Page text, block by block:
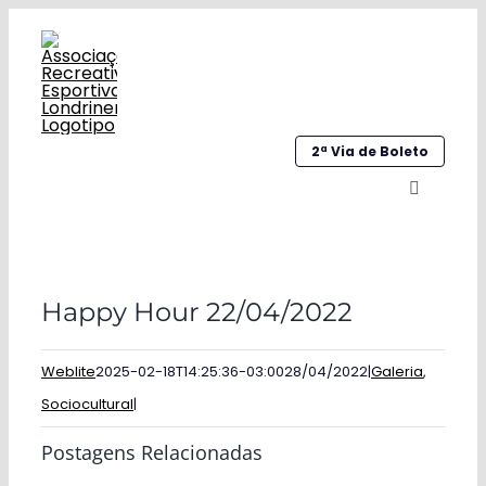
para
conteúdo
2ª Via de Boleto
Alternar
Institucional
Galeria
Esportes
Happy Hour 22/04/2022
Weblite2025-02-18T14:25:36-03:0028/04/2022|Galeria,
Sociocultural|
Postagens Relacionadas